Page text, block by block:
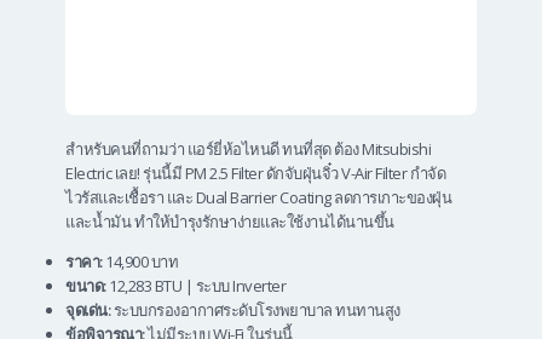
สำหรับคนที่ถามว่า แอร์ยี่ห้อไหนดี ทนที่สุด ต้อง Mitsubishi
Electric เลย! รุ่นนี้มี PM 2.5 Filter ดักจับฝุ่นจิ๋ว V-Air Filter กำจัด
ไวรัสและเชื้อรา และ Dual Barrier Coating ลดการเกาะของฝุ่น
และน้ำมัน ทำให้บำรุงรักษาง่ายและใช้งานได้นานขึ้น
ราคา:14,900 บาท
ขนาด:12,283 BTU | ระบบ Inverter
จุดเด่น:ระบบกรองอากาศระดับโรงพยาบาล ทนทานสูง
ข้อพิจารณา:ไม่มีระบบ Wi-Fi ในรุ่นนี้